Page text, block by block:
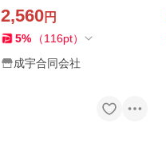
ック柄 フォーマル 入学式 入
園式 卒園式 結婚式
2,560円
5% （116pt）
成宇合同会社